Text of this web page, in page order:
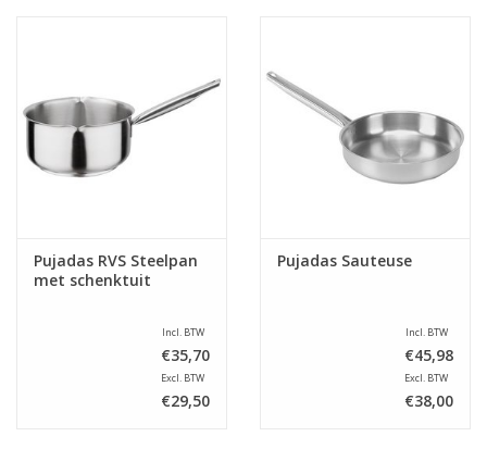
Pujadas RVS Steelpan
met schenktuit
Incl. BTW
€35,70
Excl. BTW
€29,50
Pujadas Sauteuse
Incl. BTW
€45,98
Excl. BTW
€38,00